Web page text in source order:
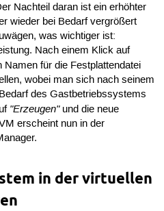
Nachteil daran ist ein erhöhter
wieder bei Bedarf vergrößert
was wichtiger ist:
Nach einem Klick auf
für die Festplattendatei
wobei man sich nach seinem
des Gastbetriebssystems
"Erzeugen"und die neue
erscheint nun in der
in der virtuellen